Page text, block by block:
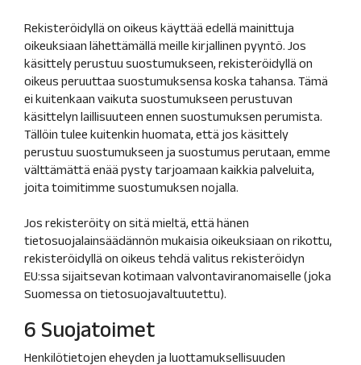
Rekisteröidyllä on oikeus käyttää edellä mainittuja
oikeuksiaan lähettämällä meille kirjallinen pyyntö. Jos
käsittely perustuu suostumukseen, rekisteröidyllä on
oikeus peruuttaa suostumuksensa koska tahansa. Tämä
ei kuitenkaan vaikuta suostumukseen perustuvan
käsittelyn laillisuuteen ennen suostumuksen perumista.
Tällöin tulee kuitenkin huomata, että jos käsittely
perustuu suostumukseen ja suostumus perutaan, emme
välttämättä enää pysty tarjoamaan kaikkia palveluita,
joita toimitimme suostumuksen nojalla.
Jos rekisteröity on sitä mieltä, että hänen
tietosuojalainsäädännön mukaisia oikeuksiaan on rikottu,
rekisteröidyllä on oikeus tehdä valitus rekisteröidyn
EU:ssa sijaitsevan kotimaan valvontaviranomaiselle (joka
Suomessa on tietosuojavaltuutettu).
6 Suojatoimet
Henkilötietojen eheyden ja luottamuksellisuuden